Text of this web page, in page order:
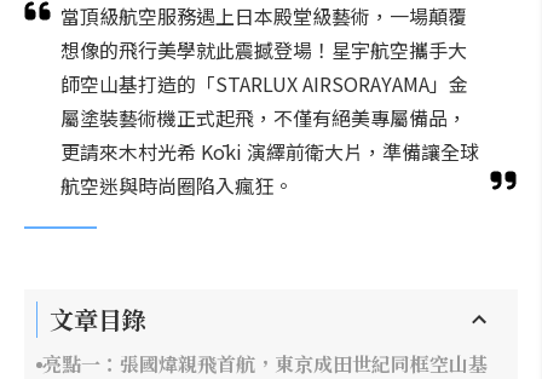
當頂級航空服務遇上日本殿堂級藝術，一場顛覆
想像的飛行美學就此震撼登場！星宇航空攜手大
師空山基打造的「STARLUX AIRSORAYAMA」金
屬塗裝藝術機正式起飛，不僅有絕美專屬備品，
更請來木村光希 Kōki 演繹前衛大片，準備讓全球
航空迷與時尚圈陷入瘋狂。
文章目錄
亮點一：張國煒親飛首航，東京成田世紀同框空山基